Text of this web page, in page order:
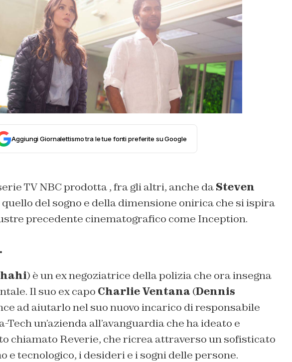
Aggiungi Giornalettismo tra le tue fonti preferite su Google
TV NBC prodotta , fra gli altri, anche daSteven
quello del sogno e della dimensione onirica che si ispira
precedente cinematografico come Inception.
) è un ex negoziatrice della polizia che ora insegna
Il suo ex capo Charlie Ventana (Dennis
ad aiutarlo nel suo nuovo incarico di responsabile
un’azienda all’avanguardia che ha ideato e
chiamato Reverie, che ricrea attraverso un sofisticato
e tecnologico, i desideri e i sogni delle persone.